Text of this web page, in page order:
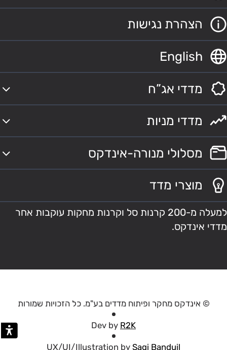
הצהרת נגישות
English
מדדי אג”ח
מדדי מניות
מסלולי מנורה-אינדקס
מוצרי מדד
למעלה מ-200 קרנות סל וקרנות מחקות עוקבות אחר
מדדי אינדקס.
© אינדקס מחקר ופיתוח מדדים בע"מ. כל הזכויות שמורות
Dev by R2K
UX/UI/Illustration by Sagi Banduil